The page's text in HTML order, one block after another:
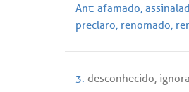
Ant: afamado,
preclaro, renomado,
3. desconhecido,